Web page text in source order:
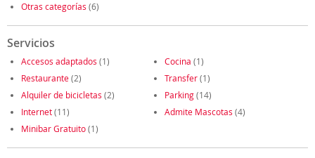
Otras categorías (6)
Servicios
Accesos adaptados (1) Cocina (1)
Restaurante(2) Transfer(1)
Alquiler de bicicletas (2) Parking(14)
Internet(11) Admite Mascotas (4)
Minibar Gratuito(1)